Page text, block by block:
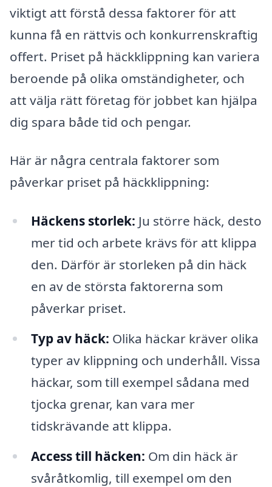
viktigt att förstå dessa faktorer för att
kunna få en rättvis och konkurrenskraftig
offert. Priset på häckklippning kan variera
beroende på olika omständigheter, och
att välja rätt företag för jobbet kan hjälpa
dig spara både tid och pengar.
Här är några centrala faktorer som
påverkar priset på häckklippning:
Häckens storlek: Ju större häck, desto
mer tid och arbete krävs för att klippa
den. Därför är storleken på din häck
en av de största faktorerna som
påverkar priset.
Typ av häck: Olika häckar kräver olika
typer av klippning och underhåll. Vissa
häckar, som till exempel sådana med
tjocka grenar, kan vara mer
tidskrävande att klippa.
Access till häcken: Om din häck är
svåråtkomlig, till exempel om den